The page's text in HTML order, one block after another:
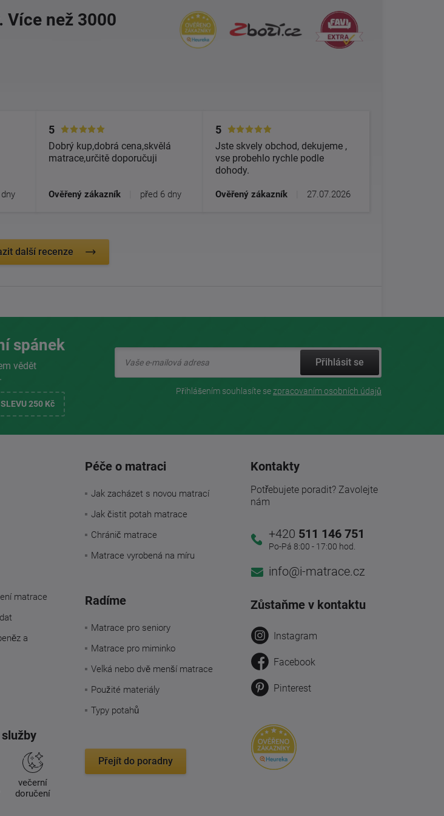
Více než 3000
5
Dobrý kup,dobrá cena,skvělá
matrace,určitě doporučuji
Ověřený zákazník před 6 dny
5
Jste skvely obchod, dekujeme ,
vse probehlo rychle podle
dohody.
Ověřený zákazník 27.07.2026
další recenze
spánek
vědět
250 Kč
Přihlásit se
Přihlášením souhlasíte sezpracovaním osobních údajů
matrace
a
večerní
doručení
Péče o matraci
Jak zacházet s novou matrací
Jak čistit potah matrace
Chránič matrace
Matrace vyrobená na míru
Radíme
Matrace pro seniory
Matrace pro miminko
Velká nebo dvě menší matrace
Použité materiály
Typy potahů
Přejít do poradny
Kontakty
Potřebujete poradit? Zavolejte
nám
+420 511 146 751
Po-Pá 8:00 - 17:00 hod.
info@i-matrace.cz
Zůstaňme v kontaktu
Instagram
Facebook
Pinterest